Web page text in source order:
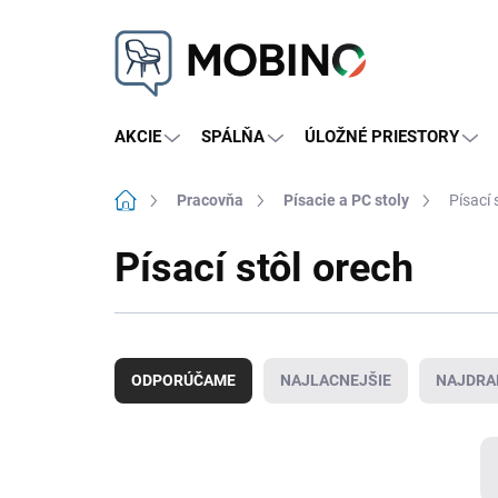
AKCIE SPÁLŇA ÚLOŽNÉ PRIESTORY
DomovPracovňa Písacie a PC stoly Písací
Písací stôl orech
a
d
ODPORÚČAME NAJLACNEJŠIE